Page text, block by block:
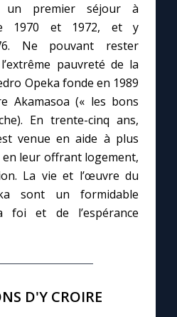
mois
Marie
premier séjour à
1970 et 1972, et y
Ne pouvant rester
pauvreté de la
Opeka fonde en 1989
Akamasoa (« les bons
En trente-cinq ans,
venue en aide à plus
en leur offrant logement,
La vie et l’œuvre du
sont un formidable
foi et de l’espérance
D'Y CROIRE